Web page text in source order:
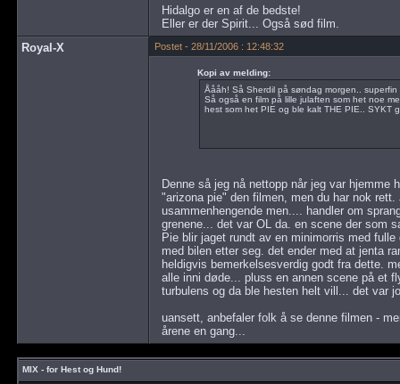
Hidalgo er en af de bedste!
Eller er der Spirit... Også sød film.
Royal-X
Postet - 28/11/2006 : 12:48:32
Kopi av melding:
Åååh! Så Sherdil på søndag morgen..
Så også en film på lille julaften som het noe
hest som het PIE og ble kalt THE PIE.. SYKT
Denne så jeg nå nettopp når jeg var hjemme
"arizona pie" den filmen, men du har nok
usammenhengende men.... handler om
grenene... det var OL da. en scene der som
Pie blir jaget rundt av en minimorris med
med bilen etter seg. det ender med at jenta
heldigvis bemerkelsesverdig godt fra dette.
alle inni døde... pluss en annen scene på et
turbulens og da ble hesten helt vill... det var
uansett, anbefaler folk å se denne filmen -
årene en gang...
MIX - for Hest og Hund!